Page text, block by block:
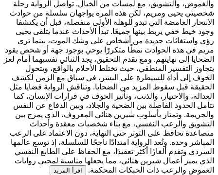
والغموض، والتشويق، مع لمسات من الخيال. تواصل الرواية رحلة
شخصيتي يحيى ومريم، لكن هذه المرة يواجهان سلسلة من حوادث
الانتحار الغامضة التي تبدو للوهلة الأولى منفصلة، قبل أن يكتشفا
وجود خيط خفي يربط بينها جميعًا. تبدأ الأحداث عندما يتلقى يحيى
رؤى واستغاثات جديدة من أشخاص على وشك الموت، بينما ترى
مريم في هذه الحوادث نمطًا متكررًا يوحي بوجود جهة أو شخص يقود
الضحايا إلى نهايتهم. ومع تقدم التحقيق، يجد الثنائي نفسيهما أمام لغز
يتجاوز التفسير المنطقي، حيث تختلط الأحلام بالواقع، ويتحول
الخوف إلى أداة للسيطرة على البشر، في سباق مع الزمن لكشف
الحقيقة قبل سقوط المزيد من الضحايا. وتناقش الرواية قضايا مثل
العدالة، والاختيار، والذنب، وتأثير الخوف في قرارات الإنسان، كما
تتأمل الحدود الفاصلة بين الضحية والجلاد، وبين الدفاع عن النفس
والجريمة. وتمتاز بأسلوب شيرين هنائي المعروف، الذي يمزج بين
التشويق والرعب النفسي، مع بناء شخصيات معقدة وأحداث
متصاعدة تحافظ على التوتر حتى النهاية، دون الاعتماد على الرعب
المباشر وحده. وتُعد الرواية امتدادًا ناجحًا للسلسلة، إذ توسع عالمها
السردي وتقدم ألغازًا أكثر تعقيدًا، مع الحفاظ على الطابع النفسي
الذي يميز أعمال شيرين هنائي، مما يجعلها مناسبة لمحبي روايات
الغموض والرعب ذات الحبكات المحكمة.
اقرأ المزيد